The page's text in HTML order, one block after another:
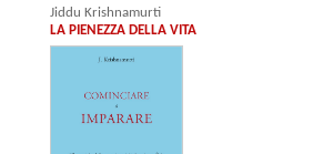
Jiddu Krishnamurti
LA PIENEZZA DELLA VITA